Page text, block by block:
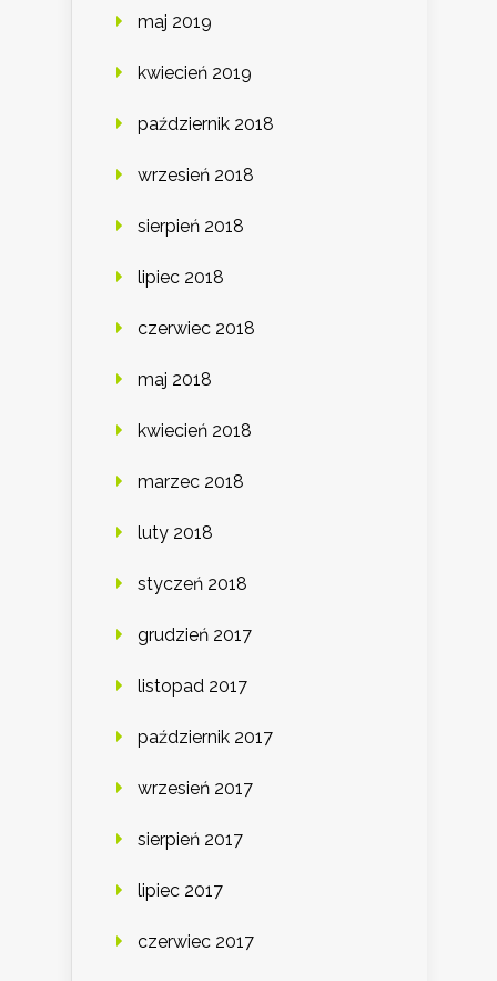
maj 2019
kwiecień 2019
październik 2018
wrzesień 2018
sierpień 2018
lipiec 2018
czerwiec 2018
maj 2018
kwiecień 2018
marzec 2018
luty 2018
styczeń 2018
grudzień 2017
listopad 2017
październik 2017
wrzesień 2017
sierpień 2017
lipiec 2017
czerwiec 2017